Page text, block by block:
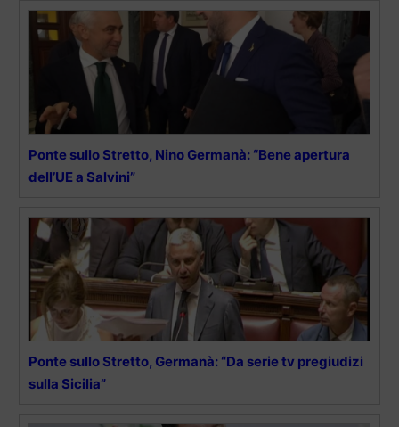
Ponte sullo Stretto, Nino Germanà: “Bene apertura
dell’UE a Salvini”
Ponte sullo Stretto, Germanà: “Da serie tv pregiudizi
sulla Sicilia”